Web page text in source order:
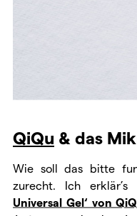
QiQu & das
Wie soll das bitte
zurecht. Ich erklär’s
Universal Gel‘ von